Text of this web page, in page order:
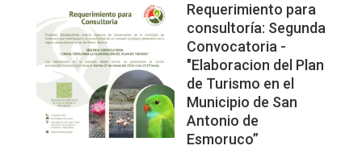
Requerimiento para
consultoría: Segunda
Convocatoria -
"Elaboracion del Plan
de Turismo en el
Municipio de San
Antonio de
Esmoruco”